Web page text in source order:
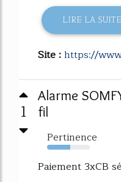
LIRE LA SUITE
Site :https://
1
Alarme
fil
Pertinence
54%
Paiement 3xCB